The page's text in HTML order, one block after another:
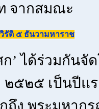
จากสมณะ
รัติ ๕ ธันวามหาราช
ก’ ได้ร่วมกัน
๒๕๒๕ เป็นปีแ
ถึง พระมหา